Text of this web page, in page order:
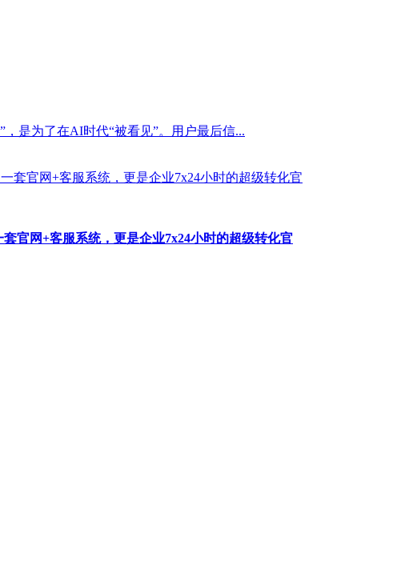
是为了在AI时代“被看见”。用户最后信...
官网+客服系统，更是企业7x24小时的超级转化官